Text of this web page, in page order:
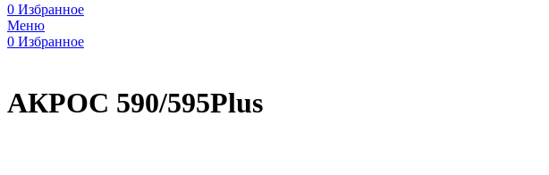
0 Избранное
Меню
0 Избранное
АКРОС 590/595Plus